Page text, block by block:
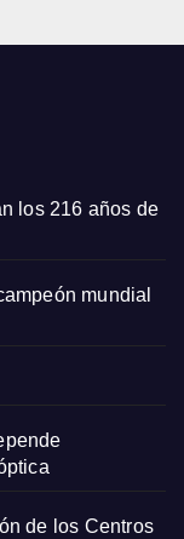
los 216 años de
mundial
de los Centros